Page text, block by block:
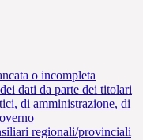
o incompleta
dati da parte dei titolari
di amministrazione, di
regionali/provinciali